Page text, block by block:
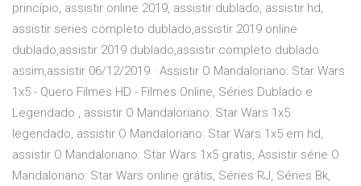
princípio, assistir online 2019, assistir dublado, assistir hd,
assistir series completo dublado,assistir 2019 online
dublado,assistir 2019 dublado,assistir completo dublado
assim,assistir 06/12/2019 · Assistir O Mandaloriano: Star Wars
1x5 - Quero Filmes HD - Filmes Online, Séries Dublado e
Legendado , assistir O Mandaloriano: Star Wars 1x5
legendado, assistir O Mandaloriano: Star Wars 1x5 em hd,
assistir O Mandaloriano: Star Wars 1x5 gratis, Assistir série O
Mandaloriano: Star Wars online grátis, Séries RJ, Séries Bk,